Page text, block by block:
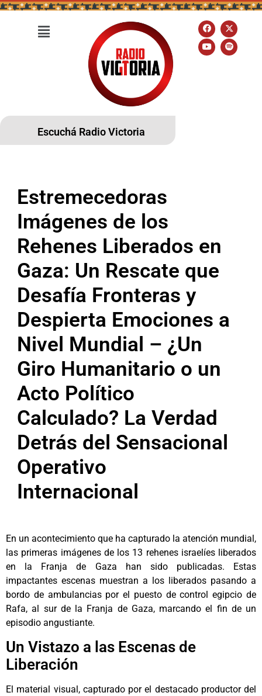
Escuchá Radio Victoria
Estremecedoras
Imágenes de los
Rehenes Liberados en
Gaza: Un Rescate que
Desafía Fronteras y
Despierta Emociones a
Nivel Mundial – ¿Un
Giro Humanitario o un
Acto Político
Calculado? La Verdad
Detrás del Sensacional
Operativo
Internacional
En un acontecimiento que ha capturado la atención mundial,
las primeras imágenes de los 13 rehenes israelíes liberados
en la Franja de Gaza han sido publicadas. Estas
impactantes escenas muestran a los liberados pasando a
bordo de ambulancias por el puesto de control egipcio de
Rafa, al sur de la Franja de Gaza, marcando el fin de un
episodio angustiante.
Un Vistazo a las Escenas de
Liberación
El material visual, capturado por el destacado productor del